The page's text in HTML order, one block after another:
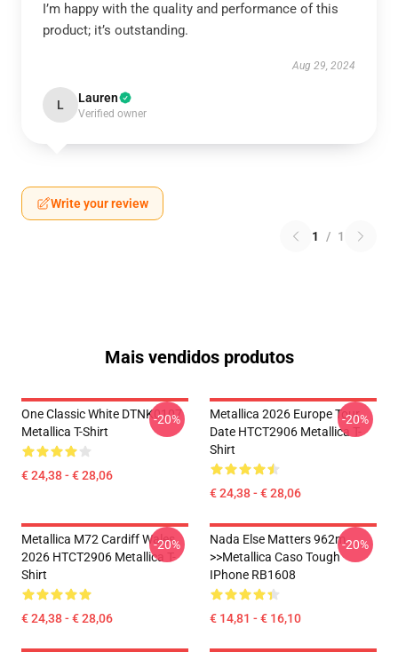
I’m happy with the quality and performance of this
product; it’s outstanding.
Aug 29, 2024
L Lauren
Verified owner
Write your review
1 / 1
Mais vendidos produtos
One Classic White DTNK0107
Metallica T-Shirt
€ 24,38 - € 28,06
-20%
Metallica 2026 Europe Tour
Date HTCT2906 Metallica T-
Shirt
€ 24,38 - € 28,06
-20%
Metallica M72 Cardiff Wales
2026 HTCT2906 Metallica T-
Shirt
€ 24,38 - € 28,06
-20%
Nada Else Matters 962m
>>metallica Caso Tough
IPhone RB1608
€ 14,81 - € 16,10
-20%